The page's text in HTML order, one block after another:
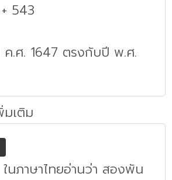
543
.ศ. 1647 ตรงกับปี พ.ศ.
มเติม
นภาษาไทยอ่านว่า สองพัน